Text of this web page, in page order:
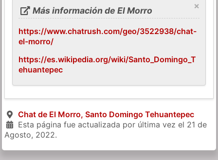
×
Más información de El Morro
https://www.chatrush.com/geo/3522938/chat-
el-morro/
https://es.wikipedia.org/wiki/Santo_Domingo_T
ehuantepec
Chat de El Morro, Santo Domingo Tehuantepec
Esta página fue actualizada por última vez el 21 de
Agosto, 2022.